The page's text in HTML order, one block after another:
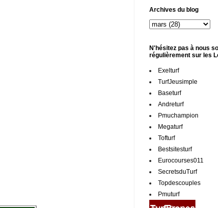
Archives du blog
N'hésitez pas à nous
régulièrement sur les
Exelturf
TurfJeusimple
Baseturf
Andreturf
Pmuchampion
Megaturf
Tofturf
Bestsitesturf
Eurocourses011
SecretsduTurf
Topdescouples
Pmuturf